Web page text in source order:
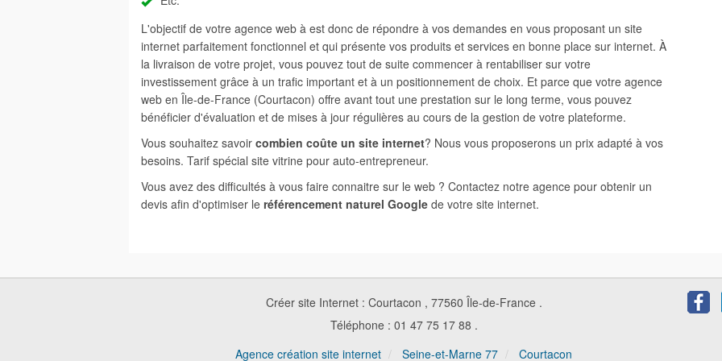
L'objectif de votre agence web à est donc de répondre à vos demandes en vous proposant un site
internet parfaitement fonctionnel et qui présente vos produits et services en bonne place sur internet. À
la livraison de votre projet, vous pouvez tout de suite commencer à rentabiliser sur votre
investissement grâce à un trafic important et à un positionnement de choix. Et parce que votre agence
web en Île-de-France (Courtacon) offre avant tout une prestation sur le long terme, vous pouvez
bénéficier d'évaluation et de mises à jour régulières au cours de la gestion de votre plateforme.
Vous souhaitez savoir combien coûte un site internet? Nous vous proposerons un prix adapté à vos
besoins. Tarif spécial site vitrine pour auto-entrepreneur.
Vous avez des difficultés à vous faire connaitre sur le web ? Contactez notre agence pour obtenir un
devis afin d'optimiser le référencement naturel Google de votre site internet.
Créer site Internet : Courtacon , 77560 Île-de-France .
Téléphone : 01 47 75 17 88 .
Agence création site internet
Seine-et-Marne 77 Courtacon